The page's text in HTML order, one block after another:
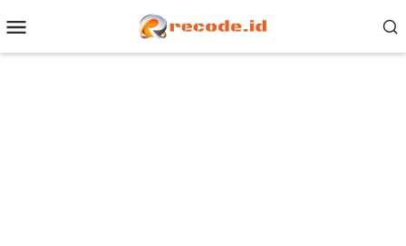
ke
kontenMobile